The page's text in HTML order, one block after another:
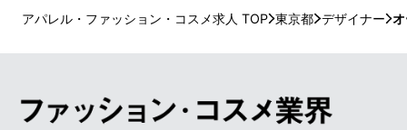
アパレル・ファッション・コスメ求人 TOP 東京都 デザイナー